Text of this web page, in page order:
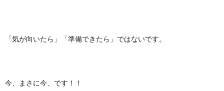
「気が向いたら」「準備できたら」ではないです。
今、まさに今、です！！